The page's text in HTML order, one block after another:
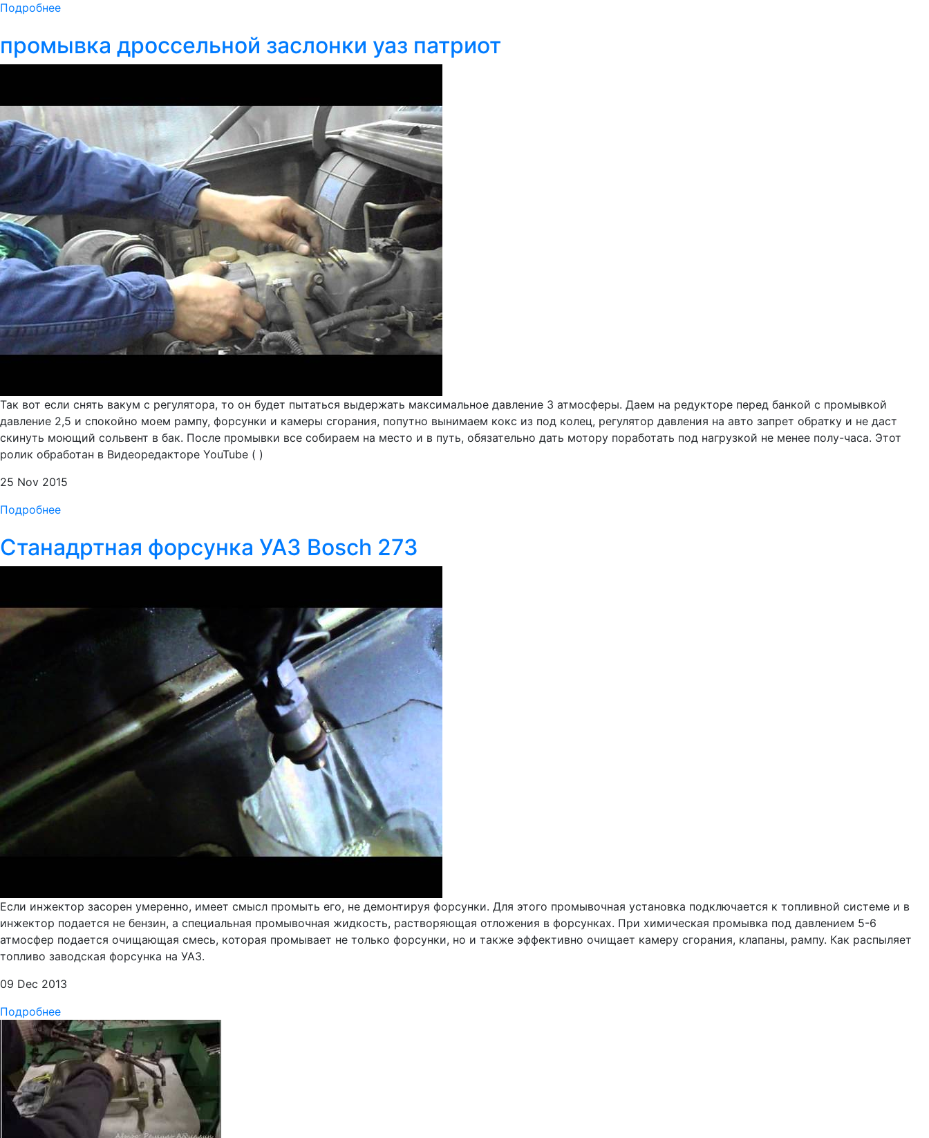
Подробнее
промывка дроссельной заслонки уаз патриот
Так вот если снять вакум с регулятора, то он будет пытаться выдержать максимальное давление 3 атмосферы. Даем на редукторе перед банкой с промывкой
давление 2,5 и спокойно моем рампу, форсунки и камеры сгорания, попутно вынимаем кокс из под колец, регулятор давления на авто запрет обратку и не даст
скинуть моющий сольвент в бак. После промывки все собираем на место и в путь, обязательно дать мотору поработать под нагрузкой не менее полу-часа. Этот
ролик обработан в Видеоредакторе YouTube ( )
25 Nov 2015
Подробнее
Станадртная форсунка УАЗ Bosch 273
Если инжектор засорен умеренно, имеет смысл промыть его, не демонтируя форсунки. Для этого промывочная установка подключается к топливной системе и в
инжектор подается не бензин, а специальная промывочная жидкость, растворяющая отложения в форсунках. При химическая промывка под давлением 5-6
атмосфер подается очищающая смесь, которая промывает не только форсунки, но и также эффективно очищает камеру сгорания, клапаны, рампу. Как распыляет
топливо заводская форсунка на УАЗ.
09 Dec 2013
Подробнее